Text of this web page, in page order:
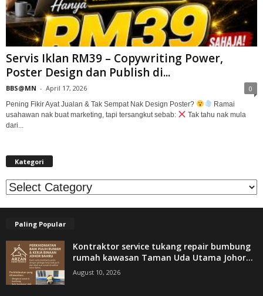
Servis Iklan RM39 – Copywriting Power,
Poster Design dan Publish di...
BBS@MN - April 17, 2026 0
Pening Fikir Ayat Jualan & Tak Sempat Nak Design Poster?
Ramai
usahawan nak buat marketing, tapi tersangkut sebab:
Tak tahu nak mula
dari...
Kategori
Kategori
Paling Popular
Kontraktor service tukang repair bumbung
rumah kawasan Taman Uda Utama Johor...
August 10, 2026